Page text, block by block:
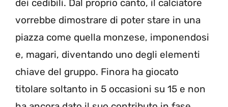
dei cedibili. Dal proprio canto, il calciatore
vorrebbe dimostrare di poter stare in una
piazza come quella monzese, imponendosi
e, magari, diventando uno degli elementi
chiave del gruppo. Finora ha giocato
titolare soltanto in 5 occasioni su 15 e non